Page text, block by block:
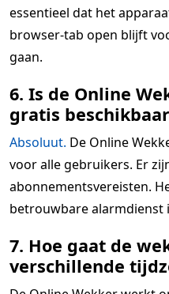
essentieel dat het
browser-tab open blijft
gaan.
6. Is de Online
gratis
Absoluut. De Online
voor alle gebruikers. Er
abonnementsvereisten.
betrouwbare alarmdienst
7. Hoe gaat de
verschillende